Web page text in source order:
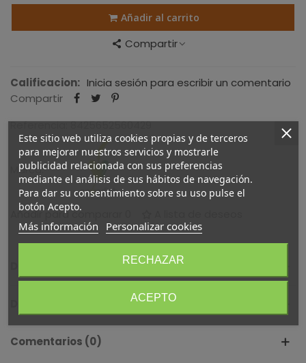
Añadir al carrito
Compartir
Calificacion: Inicia sesión para escribir un comentario
Compartir
Referencia:8425652560429
Marca:
Añadir para comparar
Detalles del producto
Comentarios (0)
Este sitio web utiliza cookies propias y de terceros
para mejorar nuestros servicios y mostrarle
publicidad relacionada con sus preferencias
mediante el análisis de sus hábitos de navegación.
Para dar su consentimiento sobre su uso pulse el
botón Acepto.
Más información Personalizar cookies
RECHAZAR
ACEPTO